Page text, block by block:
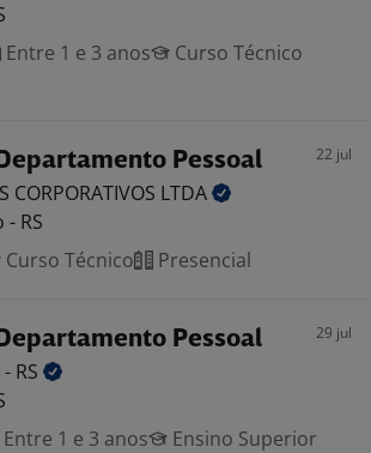
Entre 1 e 3 anos
Curso Técnico
Pessoal 22 jul
CORPORATIVOS LTDA
RS
Curso Técnico Presencial
Pessoal 29 jul
- RS
Entre 1 e 3 anos
Ensino Superior